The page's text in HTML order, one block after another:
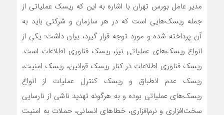
مدیر عامل بورس تهران با اشاره به این که ریسک عملیاتی از
جمله ریسک‌هایی است که در هر سازمان و شرکتی باید به
آن پرداخته شده و مورد توجه قرار گیرد، بیان داشت: یکی از
انواع ریسک‌های عملیاتی نیز، ریسک فناوری اطلاعات است.
ریسک فناوری اطلاعات در کنار ریسک قوانین، ریسک امنیت،
ریسک عدم انطباق و ریسک کنترل عملیات از انواع
ریسک‌های عملیاتی بوده و به هرگونه تهدید ناشی از نارسایی
سخت‌افزاری و نرم‌افزاری، خطاهای انسانی، حملات به امنیت